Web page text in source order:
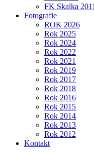
FK Skalka 2011
Fotografie
ROK 2026
Rok 2025
Rok 2024
Rok 2022
Rok 2021
Rok 2019
Rok 2017
Rok 2018
Rok 2016
Rok 2015
Rok 2014
Rok 2013
Rok 2012
Kontakt